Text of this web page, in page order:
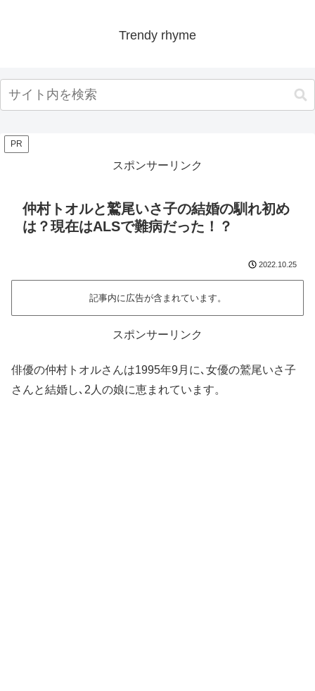
Trendy rhyme
PR
スポンサーリンク
仲村トオルと鷲尾いさ子の結婚の馴れ初め
は？現在はALSで難病だった！？
2022.10.25
記事内に広告が含まれています。
スポンサーリンク
俳優の仲村トオルさんは1995年9月に､女優の鷲尾いさ子
さんと結婚し､2人の娘に恵まれています。